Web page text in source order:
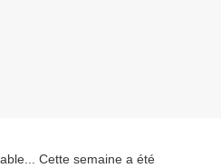
Cette semaine a été